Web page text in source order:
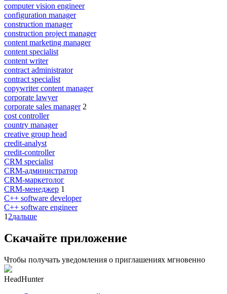
computer vision engineer
configuration manager
construction manager
construction project manager
content marketing manager
content specialist
content writer
contract administrator
contract specialist
copywriter content manager
corporate lawyer
corporate sales manager 2
cost controller
country manager
creative group head
credit-analyst
credit-controller
CRM specialist
CRM-администратор
CRM-маркетолог
CRM-менеджер 1
C++ software developer
C++ software engineer
1 2дальше
Скачайте приложение
Чтобы получать уведомления о приглашениях мгновенно
HeadHunter